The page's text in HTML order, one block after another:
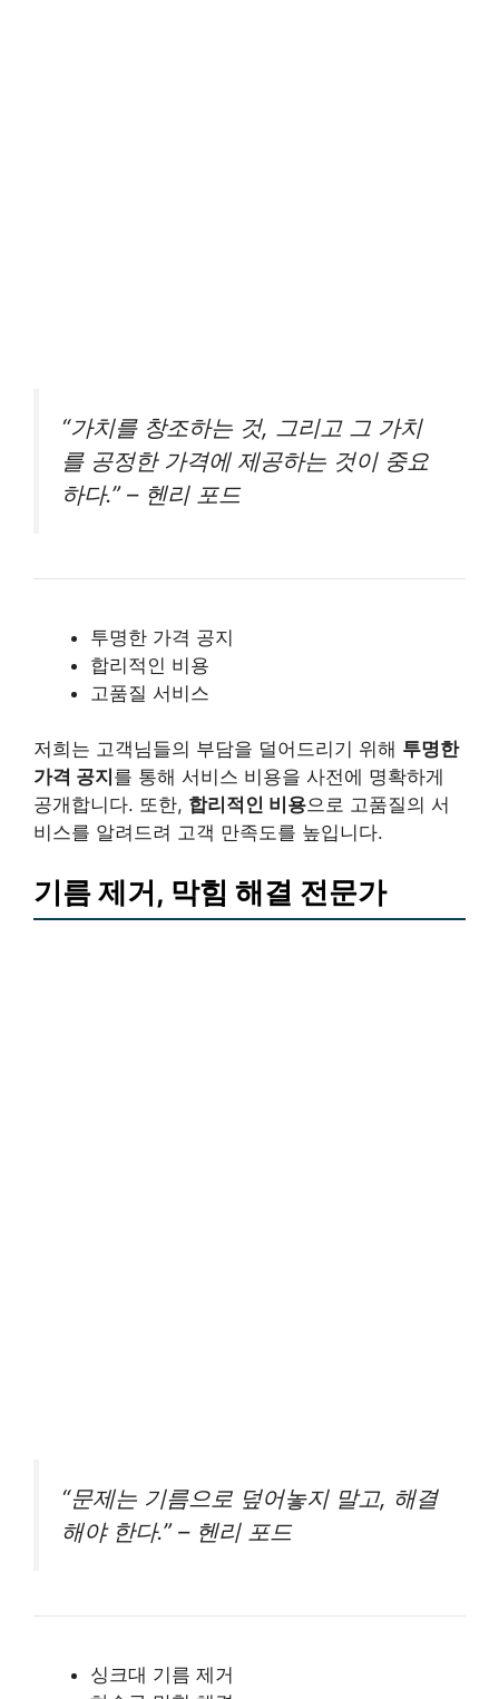
“가치를 창조하는 것, 그리고 그 가치
를 공정한 가격에 제공하는 것이 중요
하다.” – 헨리 포드
투명한 가격 공지
합리적인 비용
고품질 서비스
저희는 고객님들의 부담을 덜어드리기 위해 투명한
가격 공지 를 통해 서비스 비용을 사전에 명확하게
공개합니다. 또한, 합리적인 비용으로 고품질의 서
비스를 알려드려 고객 만족도를 높입니다.
기름 제거, 막힘 해결 전문가
“문제는 기름으로 덮어놓지 말고, 해결
해야 한다.” – 헨리 포드
싱크대 기름 제거